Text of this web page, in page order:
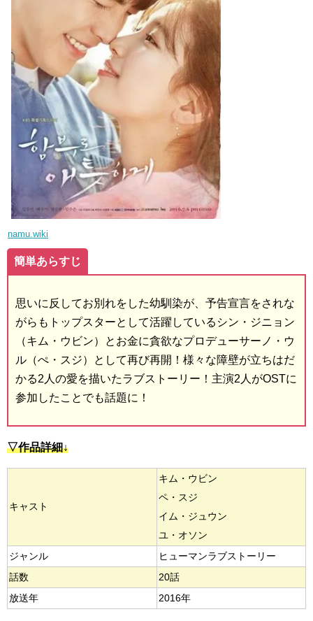
namu.wiki
簡単あらすじ
思いに反してお別れをした幼馴染が、予告宣言をされな
がらもトップスターとして活躍しているシン・ジニョン
（キム・ウビン）とお金に貪欲なプロデューサーノ・ウ
ル（ぺ・スジ）として再び再開！様々な障壁が立ちはだ
かる2人の愛を描いたラブストーリー！主演2人がOSTに
参加したことでも話題に！
▽作品詳細↓
キャスト
キム・ウビン
ペ・スジ
イム・ジュウン
ユ・オソン
ジャンル
ヒューマンラブストーリー
話数
20話
放送年
2016年